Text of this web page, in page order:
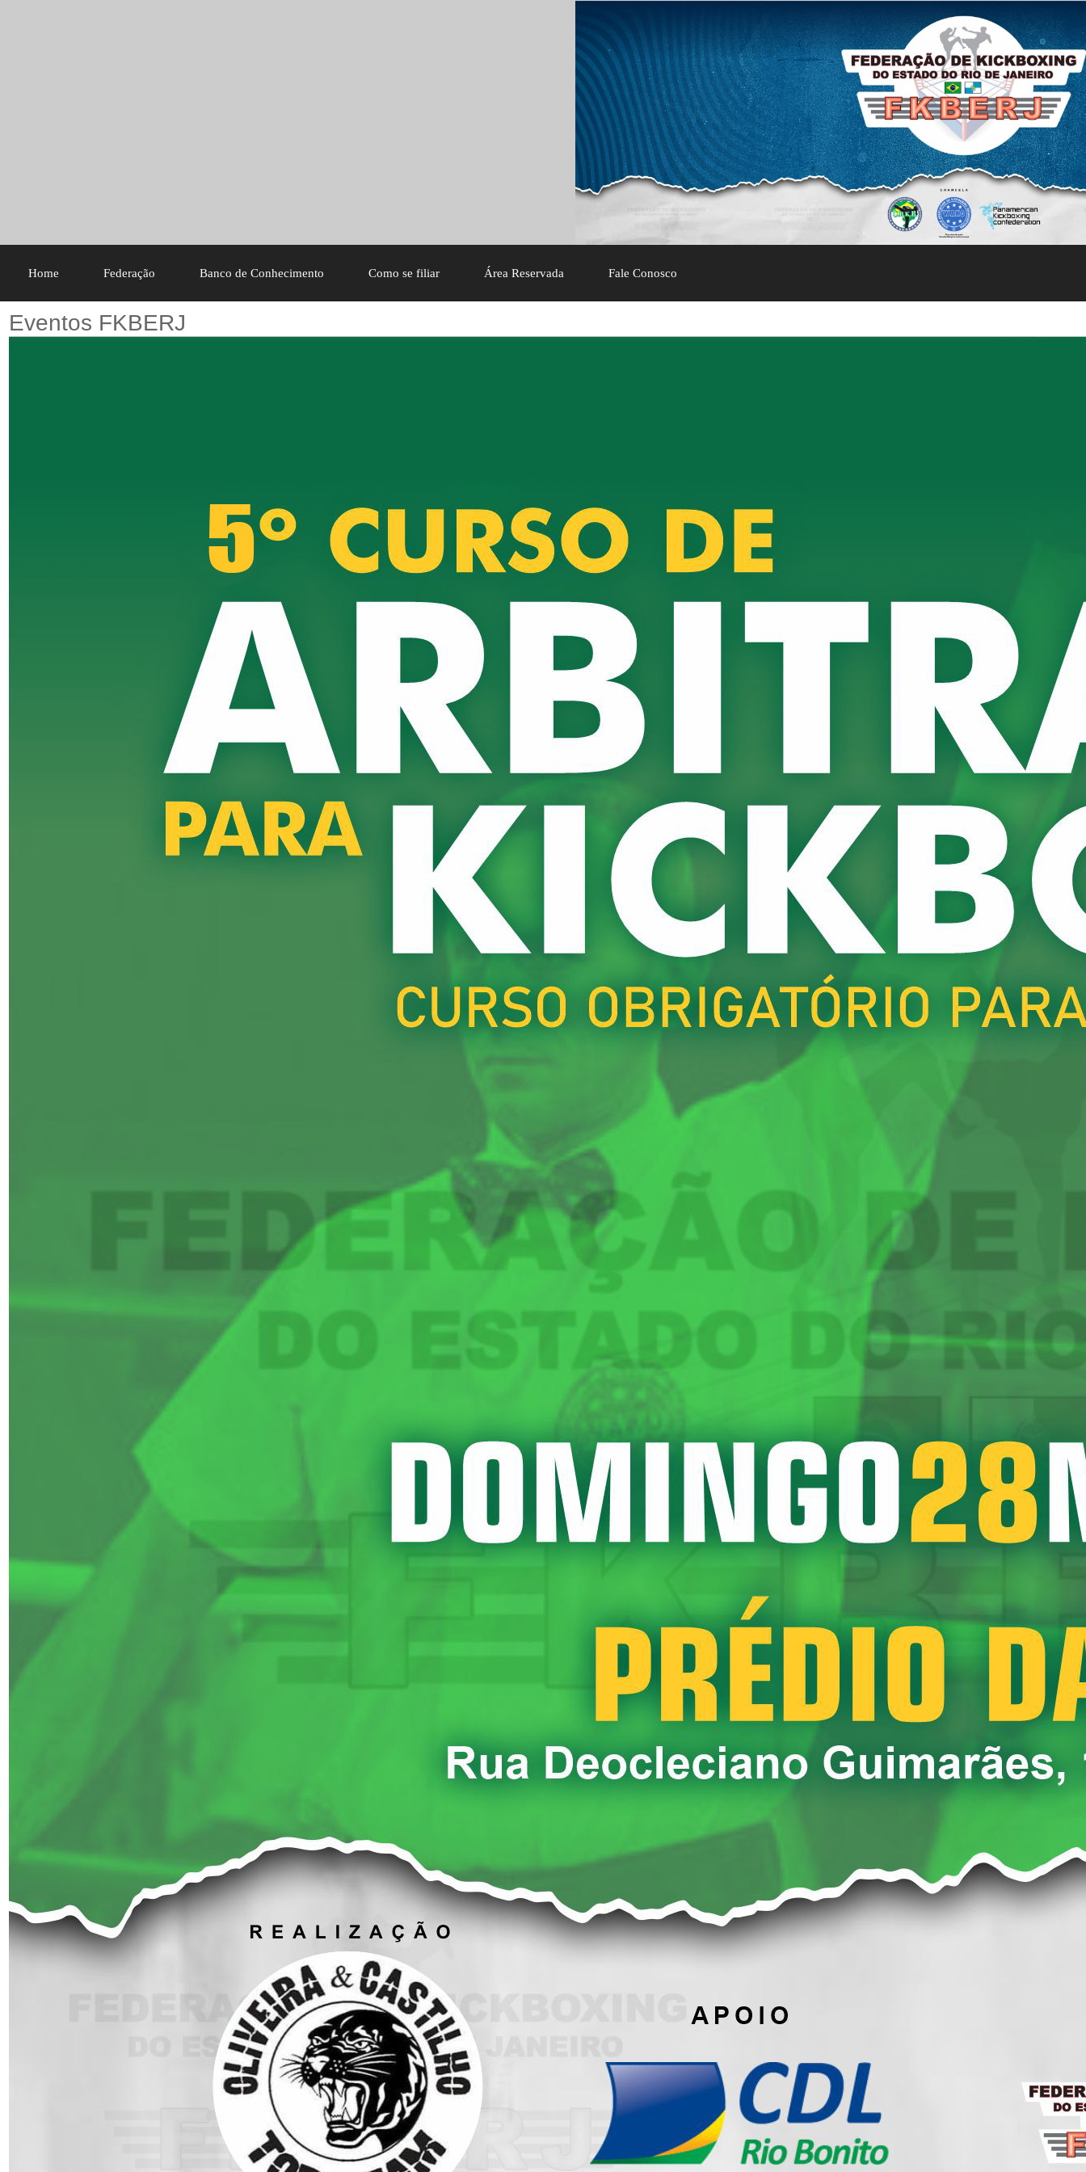
Home Federação Banco de Conhecimento Como se filiar Área Reservada Fale Conosco
Eventos FKBERJ